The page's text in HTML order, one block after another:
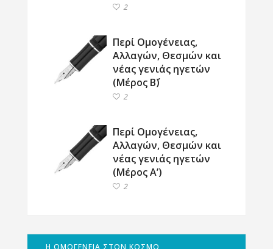
2
Περί Ομογένειας,
Αλλαγών, Θεσμών και
νέας γενιάς ηγετών
(Μέρος Β΄)
2
Περί Ομογένειας,
Αλλαγών, Θεσμών και
νέας γενιάς ηγετών
(Μέρος Α’)
2
Η ΟΜΟΓΕΝΕΙΑ ΣΤΟΝ ΚΟΣΜΟ